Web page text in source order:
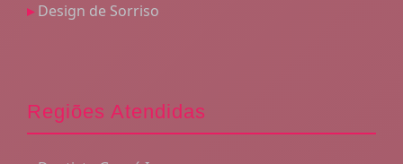
Design de Sorriso
Regiões Atendidas